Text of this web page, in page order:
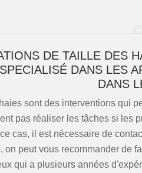
DE TAILLE DES
DANS LES
DANS
sont des interventions qui
pas réaliser les tâches si les
cas, il est nécessaire de
on peut vous recommander de
qui a plusieurs années